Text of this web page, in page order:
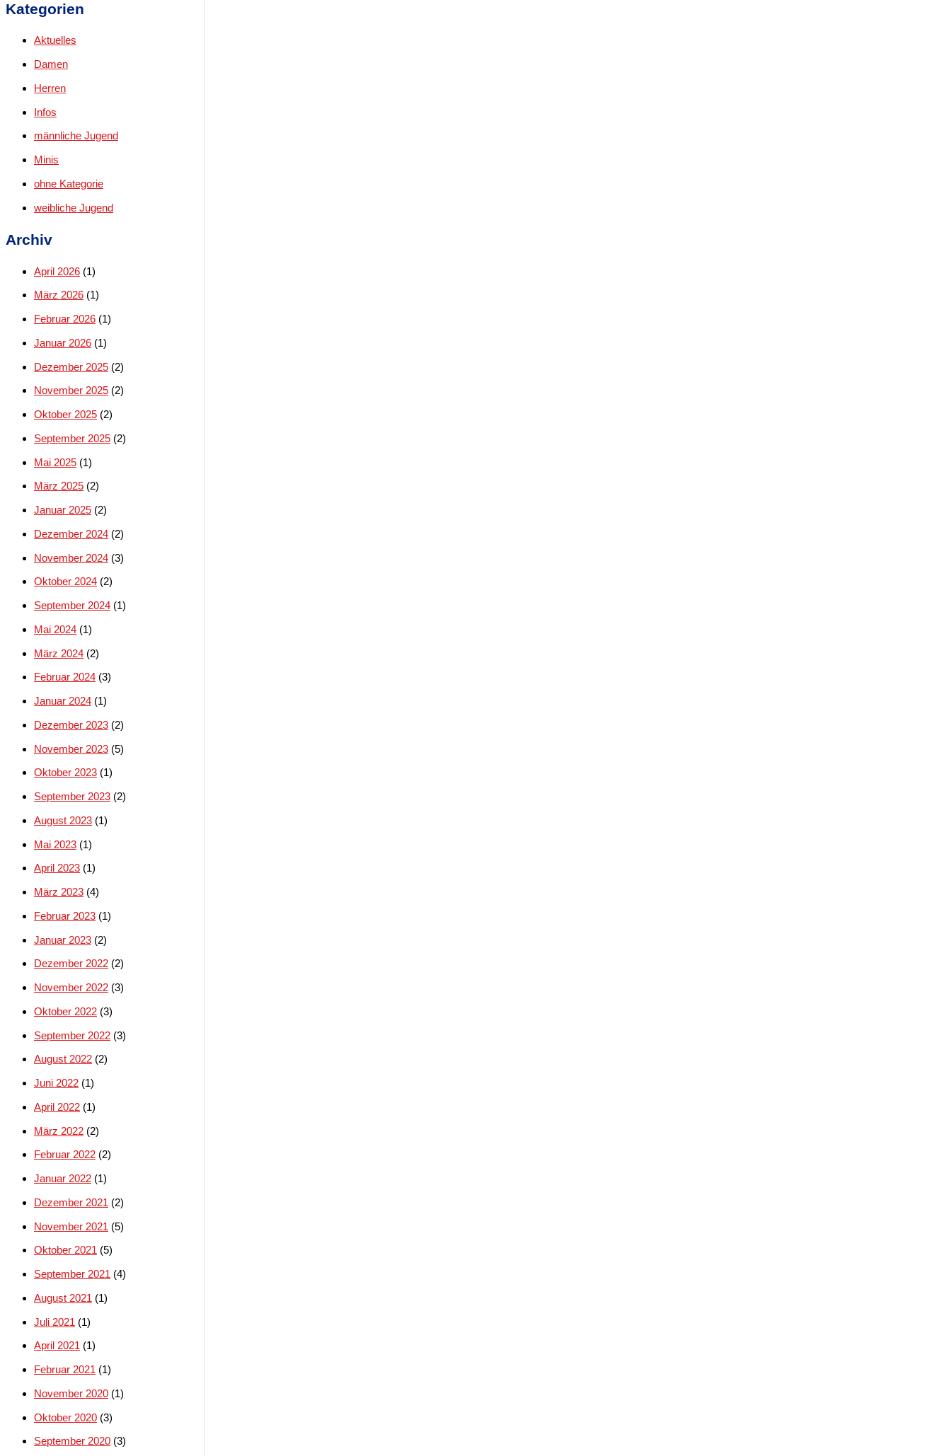
Kategorien
Aktuelles
Damen
Herren
Infos
männliche Jugend
Minis
ohne Kategorie
weibliche Jugend
Archiv
April 2026 (1)
März 2026 (1)
Februar 2026 (1)
Januar 2026 (1)
Dezember 2025 (2)
November 2025 (2)
Oktober 2025 (2)
September 2025 (2)
Mai 2025 (1)
März 2025 (2)
Januar 2025 (2)
Dezember 2024 (2)
November 2024 (3)
Oktober 2024 (2)
September 2024 (1)
Mai 2024 (1)
März 2024 (2)
Februar 2024 (3)
Januar 2024 (1)
Dezember 2023 (2)
November 2023 (5)
Oktober 2023 (1)
September 2023 (2)
August 2023 (1)
Mai 2023 (1)
April 2023 (1)
März 2023 (4)
Februar 2023 (1)
Januar 2023 (2)
Dezember 2022 (2)
November 2022 (3)
Oktober 2022 (3)
September 2022 (3)
August 2022 (2)
Juni 2022 (1)
April 2022 (1)
März 2022 (2)
Februar 2022 (2)
Januar 2022 (1)
Dezember 2021 (2)
November 2021 (5)
Oktober 2021 (5)
September 2021 (4)
August 2021 (1)
Juli 2021 (1)
April 2021 (1)
Februar 2021 (1)
November 2020 (1)
Oktober 2020 (3)
September 2020 (3)